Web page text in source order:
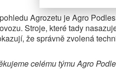
Agrozetu je Agro
Stroje, které tady
že správně zvolená
celému týmu Agro